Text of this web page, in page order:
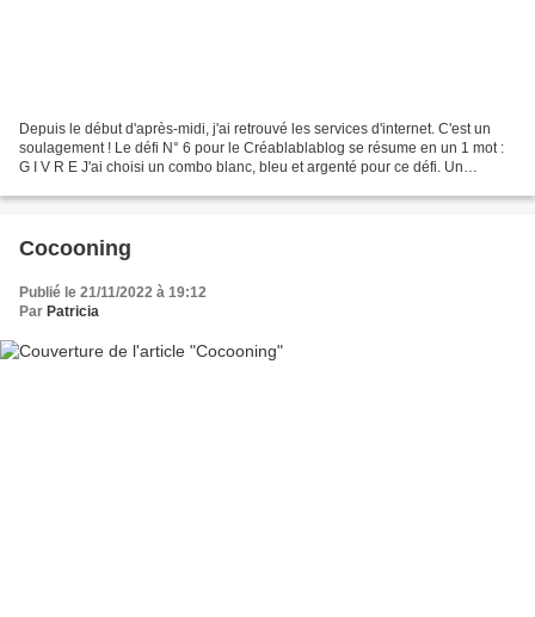
Depuis le début d'après-midi, j'ai retrouvé les services d'internet. C'est un
soulagement ! Le défi N° 6 pour le Créablablablog se résume en un 1 mot :
G I V R E J'ai choisi un combo blanc, bleu et argenté pour ce défi. Un
Cocooning
Publié le 21/11/2022 à 19:12
Par Patricia